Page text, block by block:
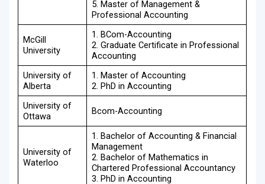
5. Master of Management &
Professional Accounting
McGill
University
1. BCom-Accounting
2. Graduate Certificate in Professional
Accounting
University of
Alberta
1. Master of Accounting
2. PhD in Accounting
University of
Ottawa
Bcom-Accounting
University of
Waterloo
1. Bachelor of Accounting & Financial
Management
2. Bachelor of Mathematics in
Chartered Professional Accountancy
3. PhD in Accounting